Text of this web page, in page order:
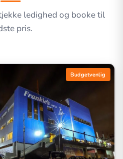
ledighed og booke til
pris.
Budgetvenlig